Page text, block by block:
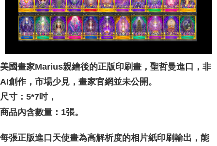
美國畫家Marius親繪後的正版印刷畫，聖哲曼進口，非
AI創作，市場少見，畫家官網並未公開。
尺寸：5*7吋，
商品內含數量：1張。
每張正版進口天使畫為高解析度的相片紙印刷輸出，能